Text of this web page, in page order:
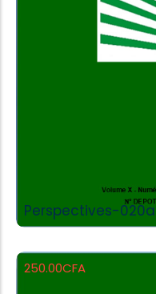
Perspectives-020a
250.00CFA